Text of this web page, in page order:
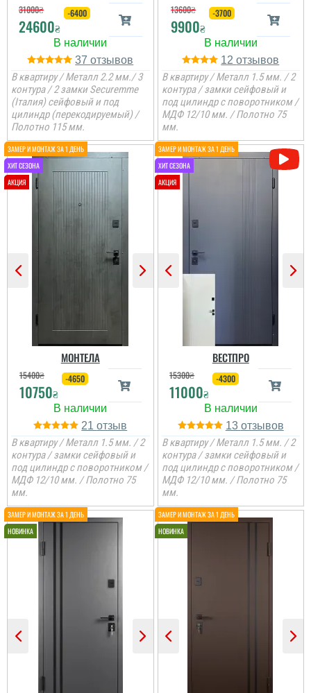
31000₴
24600₴
-6400
37
В квартиру / Металл 2.2 мм./ 3
контура / 2 замки Securemme
(Італия) сейфовый и под
цилиндр (перекодируемый) /
Полотно 115 мм.
13600₴
9900₴
-3700
12
В квартиру / Металл 1.5 мм. / 2
контура / замки сейфовый и
под цилиндр с поворотником /
МДФ 12/10 мм. / Полотно 75
мм.
МОНТЕЛА
15400₴
10750₴
-4650
21
В квартиру / Металл 1.5 мм. / 2
контура / замки сейфовый и
под цилиндр с поворотником /
МДФ 12/10 мм. / Полотно 75
мм.
ВЕСТПРО
15300₴
11000₴
-4300
13
В квартиру / Металл 1.5 мм. / 2
контура / замки сейфовый и
под цилиндр с поворотником /
МДФ 12/10 мм. / Полотно 75
мм.